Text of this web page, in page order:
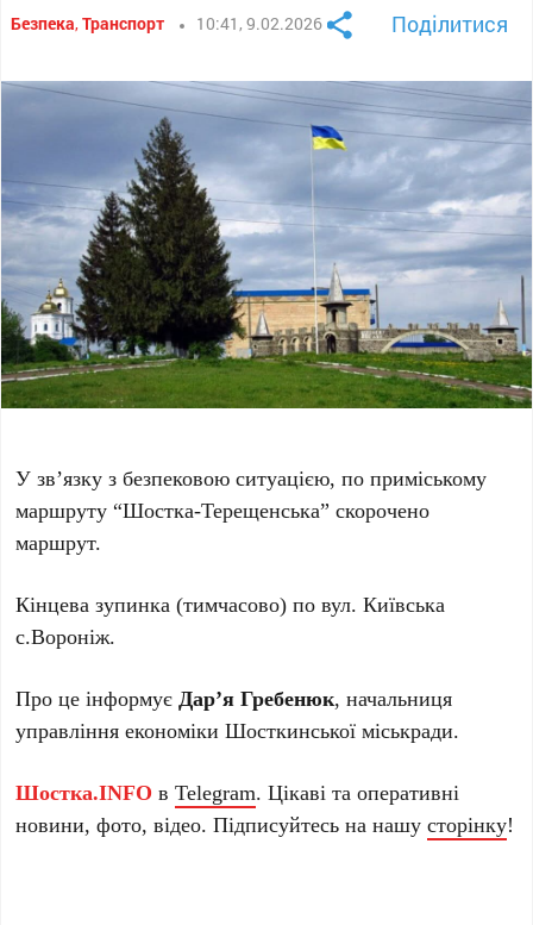
Безпека,Транспорт 10:41, 9.02.2026 Поділитися
У зв’язку з безпековою ситуацією, по приміському
маршруту “Шостка-Терещенська” скорочено
маршрут.
Кінцева зупинка (тимчасово) по вул. Київська
с.Вороніж.
Про це інформуєДар’я Гребенюк, начальниця
управління економіки Шосткинської міськради.
Шостка.INFO вTelegram. Цікаві та оперативні
новини, фото, відео. Підписуйтесь на нашусторінку!